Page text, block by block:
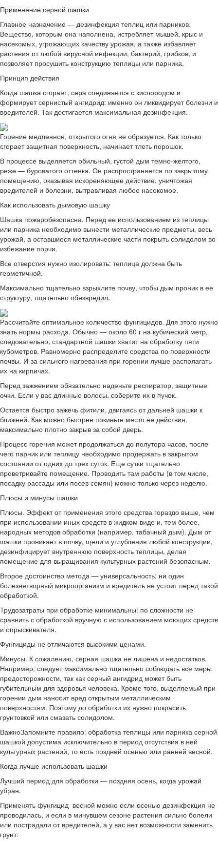
Применение серной шашки
Главное назначение — дезинфекция теплиц или парников.
Вещество, которым она наполнена, истребляет мышей, крыс и
насекомых, угрожающих качеству урожая, а также избавляет
растения от любой вирусной инфекции, бактерий, грибков, и
позволяет просушить конструкцию теплицы или парника.
Принцип действия
Когда шашка сгорает, сера соединяется с кислородом и
формирует сернистый ангидрид: именно он ликвидирует болезни и
вредителей. Так достигается максимальная дезинфекция.
Горение медленное, открытого огня не образуется. Как только
сгорает защитная поверхность, начинает тлеть порошок.
В процессе выделяется обильный, густой дым темно-желтого,
реже — буроватого оттенка. Он распространяется по закрытому
помещению, оказывая искореняющее действие, уничтожая
вредителей и болезни, вытравливая любое насекомое.
Как использовать дымовую шашку
Шашка пожаробезопасна. Перед ее использованием из теплицы
или парника необходимо вынести металлические предметы, весь
урожай, а оставшиеся металлические части покрыть солидолом во
избежание порчи.
Все отверстия нужно изолировать: теплица должна быть
герметичной.
Максимально тщательно взрыхлите почву, чтобы дым проник в ее
структуру, тщательно обезвредил.
Рассчитайте оптимальное количество фунгицидов. Для этого нужно
знать нормы расхода. Обычно — около 60 г на кубический метр,
следовательно, стандартной шашки хватит на обработку пяти
кубометров. Равномерно распределите средства по поверхности
почвы. И-за сильного нагревания при горении лучше располагать
их на кирпичах.
Перед зажжением обязательно наденьте респиратор, защитные
очки. Если у вас длинные волосы, соберите их в пучок.
Остается быстро зажечь фитили, двигаясь от дальней шашки к
ближней. Как можно быстрее покиньте место ее действия,
максимально плотно закрыв за собой дверь.
Процесс горения может продолжаться до полутора часов, после
чего парник или теплицу необходимо продержать в закрытом
состоянии от одних до трех суток. Еще сутки тщательно
проветривайте помещение. Проводить там работы (в том числе,
посадку рассады или посев семян) можно только через неделю.
Плюсы и минусы шашки
Плюсы. Эффект от применения этого средства гораздо выше, чем
при использовании иных средств в жидком виде и, тем более,
народных методов обработки (например, табачный дым). Дым от
шашки проникает в почву, щели и углубления любой конструкции,
дезинфицирует внутреннюю поверхность теплицы, делая
помещение для выращивания культурных растений безопасным.
Второе достоинство метода — универсальность: ни один
болезнетворный микроорганизм и вредитель не устоит перед такой
обработкой.
Трудозатраты при обработке минимальны: по сложности не
сравнить с обработкой вручную с использованием моющих средств
и опрыскивателя.
Фунгициды не отличаются высокими ценами.
Минусы. К сожалению, серная шашка не лишена и недостатков.
Например, следует максимально тщательно соблюдать все меры
предосторожности, так как серный ангидрид может быть
губительным для здоровья человека. Кроме того, выделяемый при
горении дым наносит вред открытым металлическим
поверхностям. Поэтому до обработки их нужно покрасить
грунтовкой или смазать солидолом.
ВажноЗапомните правило: обработка теплицы или парника серной
шашкой допустима исключительно в период отсутствия в ней
культурных растений, то есть поздней осенью или ранней весной.
Когда лучше использовать шашки
Лучший период для обработки — поздняя осень, когда урожай
убран.
Применять фунгицид весной можно если осенью дезинфекция не
проводилась, и если в минувшем сезоне растения сильно болели
или пострадали от вредителей, а у вас нет возможности заменить
грунт.